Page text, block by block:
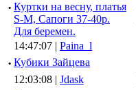
· Куртки на весну, платья
S-M, Сапоги 37-40р.
Для беремен.
14:47:07 | Paina_l
· Кубики Зайцева
12:03:08 | Jdask